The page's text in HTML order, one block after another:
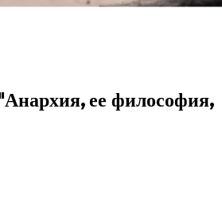
ее философия,